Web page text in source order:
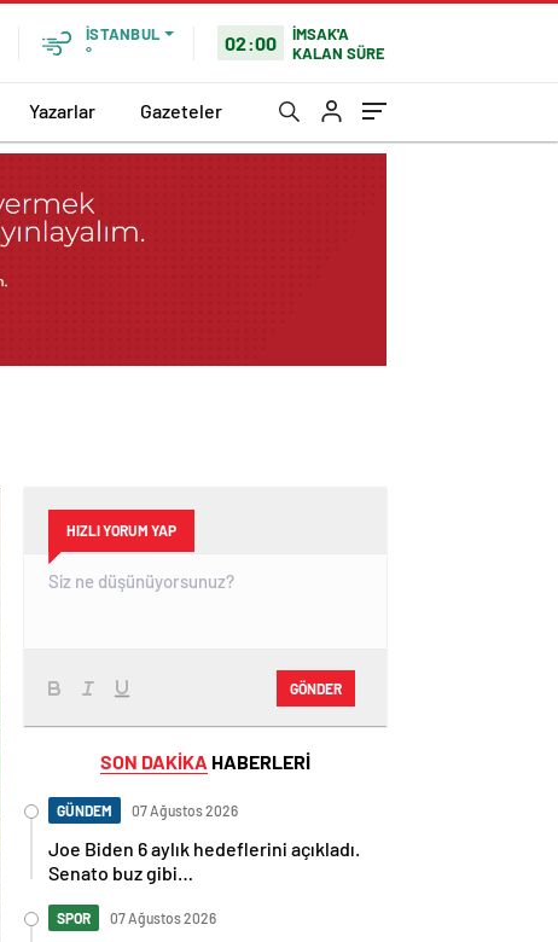
İSTANBUL
°
02:00
İMSAK'A
KALAN SÜRE
Yazarlar Gazeteler
HIZLI YORUM YAP
GÖNDER
SON DAKİKA HABERLERİ
GÜNDEM 07 Ağustos 2026
Joe Biden 6 aylık hedeflerini açıkladı.
Senato buz gibi…
SPOR 07 Ağustos 2026